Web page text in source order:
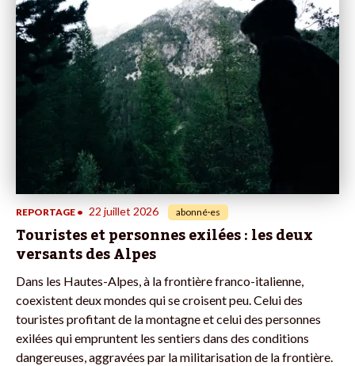
REPORTAGE • 22 juillet 2026 abonné·es
Touristes et personnes exilées : les deux
versants des Alpes
Dans les Hautes-Alpes, à la frontière franco-italienne,
coexistent deux mondes qui se croisent peu. Celui des
touristes profitant de la montagne et celui des personnes
exilées qui empruntent les sentiers dans des conditions
dangereuses, aggravées par la militarisation de la frontière.